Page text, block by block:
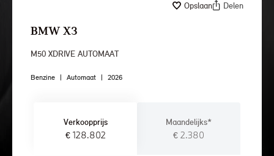
Opslaan Delen
BMW X3
M50 XDRIVE AUTOMAAT
Benzine | Automaat | 2026
Verkoopprijs
€ 128.802
Maandelijks*
€ 2.380